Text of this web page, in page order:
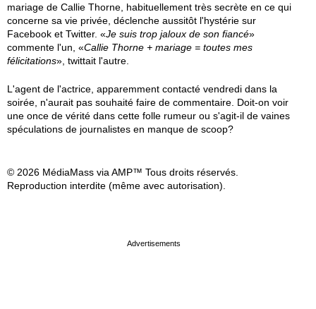
mariage de Callie Thorne, habituellement très secrète en ce qui
concerne sa vie privée, déclenche aussitôt l'hystérie sur
Facebook et Twitter. «Je suis trop jaloux de son fiancé»
commente l'un, «Callie Thorne + mariage = toutes mes
félicitations», twittait l'autre.
L'agent de l'actrice, apparemment contacté vendredi dans la
soirée, n'aurait pas souhaité faire de commentaire. Doit-on voir
une once de vérité dans cette folle rumeur ou s'agit-il de vaines
spéculations de journalistes en manque de scoop?
© 2026 MédiaMass via AMP™ Tous droits réservés.
Reproduction interdite (même avec autorisation).